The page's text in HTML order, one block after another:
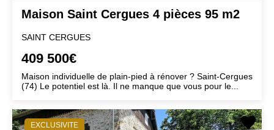
Maison Saint Cergues 4 pièces 95 m2
SAINT CERGUES
409 500€
Maison individuelle de plain-pied à rénover ? Saint-Cergues
(74) Le potentiel est là. Il ne manque que vous pour le...
EXCLUSIVITE